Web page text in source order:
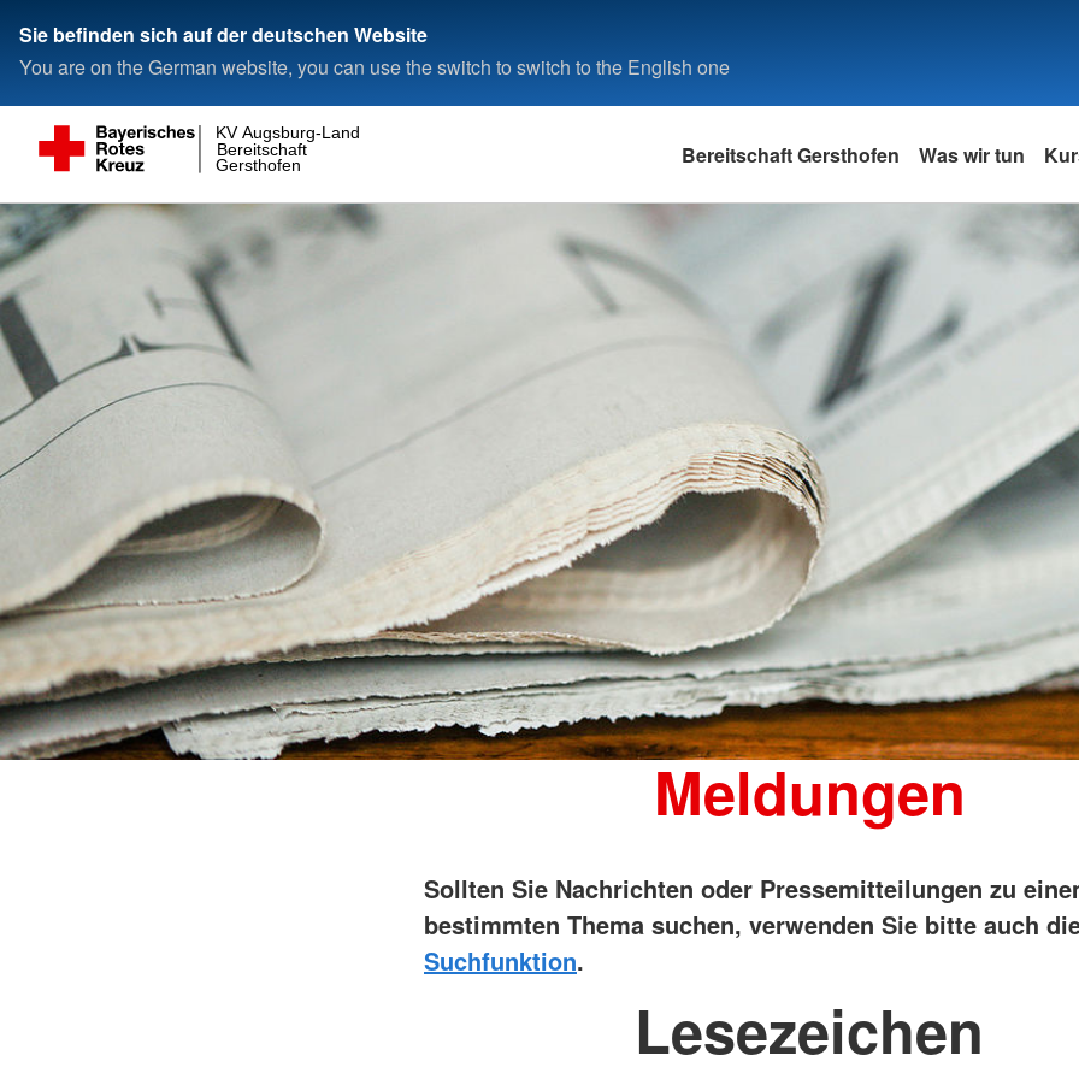
Sie befinden sich auf der deutschen Website
You are on the German website, you can use the switch to switch to the English one
Gersthofen
Bereitschaft
KV Augsburg-Land
Bereitschaft Gersthofen Was wir tun
Meldungen
Sollten Sie Nachrichten oder Pressemitteilungen zu
bestimmten Thema suchen, verwenden Sie bitte auch
Suchfunktion.
Lesezeichen